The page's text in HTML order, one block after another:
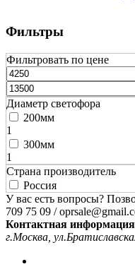
Фильтры
Фильтровать по цене
Диаметр светофора
200мм
1
300мм
1
Страна производитель
Россия
У вас есть вопросы?
709 75 09 /
Контактная информация
г.Москва,